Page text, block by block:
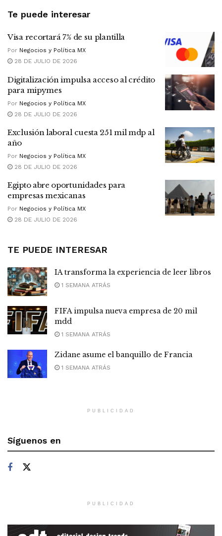
Te puede interesar
Visa recortará 7% de su plantilla
Por Negocios y Política MX
28 DE JULIO DE 2026
Digitalización impulsa acceso al crédito
para mipymes
Por Negocios y Política MX
28 DE JULIO DE 2026
Exclusión laboral cuesta 251 mil mdp al
año
Por Negocios y Política MX
28 DE JULIO DE 2026
Egipto abre oportunidades para
empresas mexicanas
Por Negocios y Política MX
28 DE JULIO DE 2026
TE PUEDE INTERESAR
IA transforma la experiencia de leer libros
1 SEMANA ATRÁS
FIFA impulsa nueva empresa de 20 mil
mdd
1 SEMANA ATRÁS
Zidane asume el banquillo de Francia
1 SEMANA ATRÁS
PUBLICIDAD
Síguenos en
PUBLICIDAD